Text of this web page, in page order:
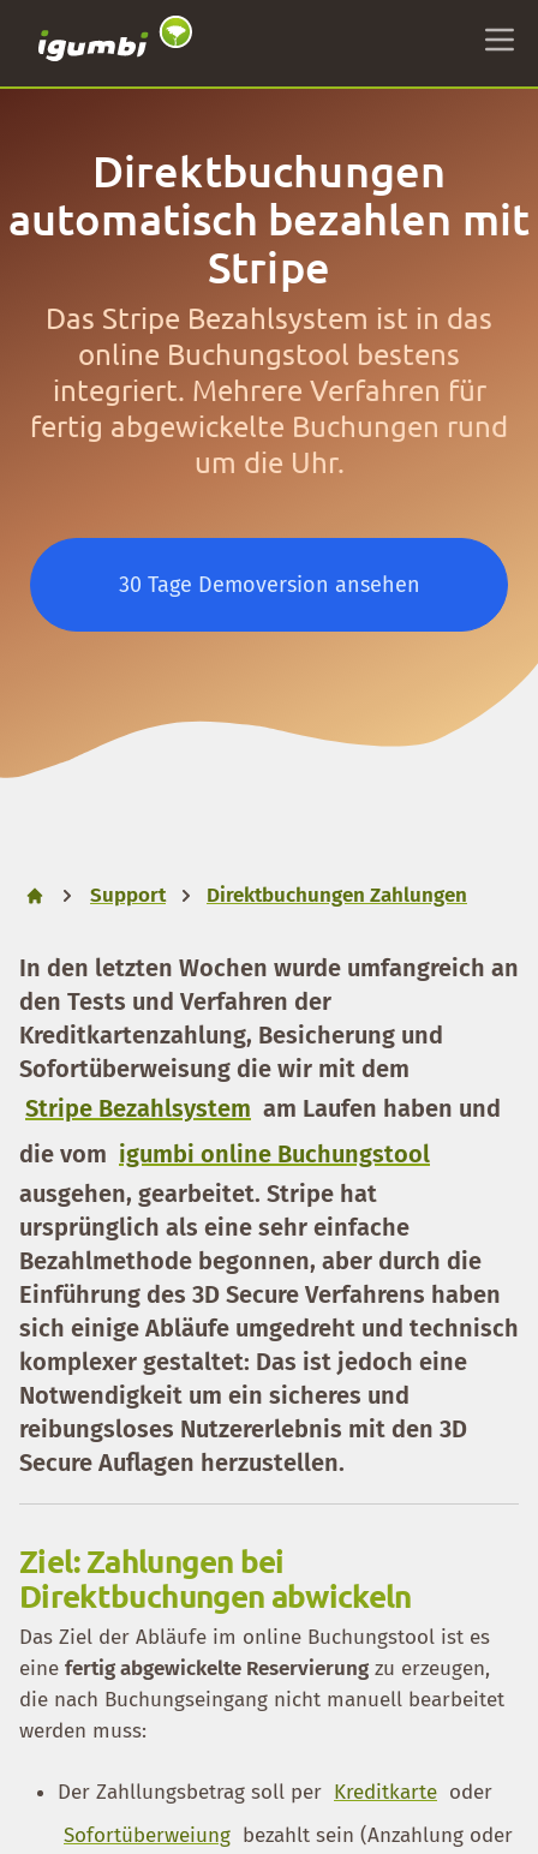
Direktbuchungen
automatisch bezahlen mit
Stripe
Das Stripe Bezahlsystem ist in das
online Buchungstool bestens
integriert. Mehrere Verfahren für
fertig abgewickelte Buchungen rund
um die Uhr.
30 Tage Demoversion ansehen
Support Direktbuchungen Zahlungen
In den letzten Wochen wurde umfangreich an
den Tests und Verfahren der
Kreditkartenzahlung, Besicherung und
Sofortüberweisung die wir mit dem
Stripe Bezahlsystem am Laufen haben und
die vom igumbi online Buchungstool
ausgehen, gearbeitet. Stripe hat
ursprünglich als eine sehr einfache
Bezahlmethode begonnen, aber durch die
Einführung des 3D Secure Verfahrens haben
sich einige Abläufe umgedreht und technisch
komplexer gestaltet: Das ist jedoch eine
Notwendigkeit um ein sicheres und
reibungsloses Nutzererlebnis mit den 3D
Secure Auflagen herzustellen.
Ziel: Zahlungen bei
Direktbuchungen abwickeln
Das Ziel der Abläufe im online Buchungstool ist es
eine fertig abgewickelte Reservierung zu erzeugen,
die nach Buchungseingang nicht manuell bearbeitet
werden muss:
Der Zahllungsbetrag soll per Kreditkarte oder
Sofortüberweiung bezahlt sein (Anzahlung oder